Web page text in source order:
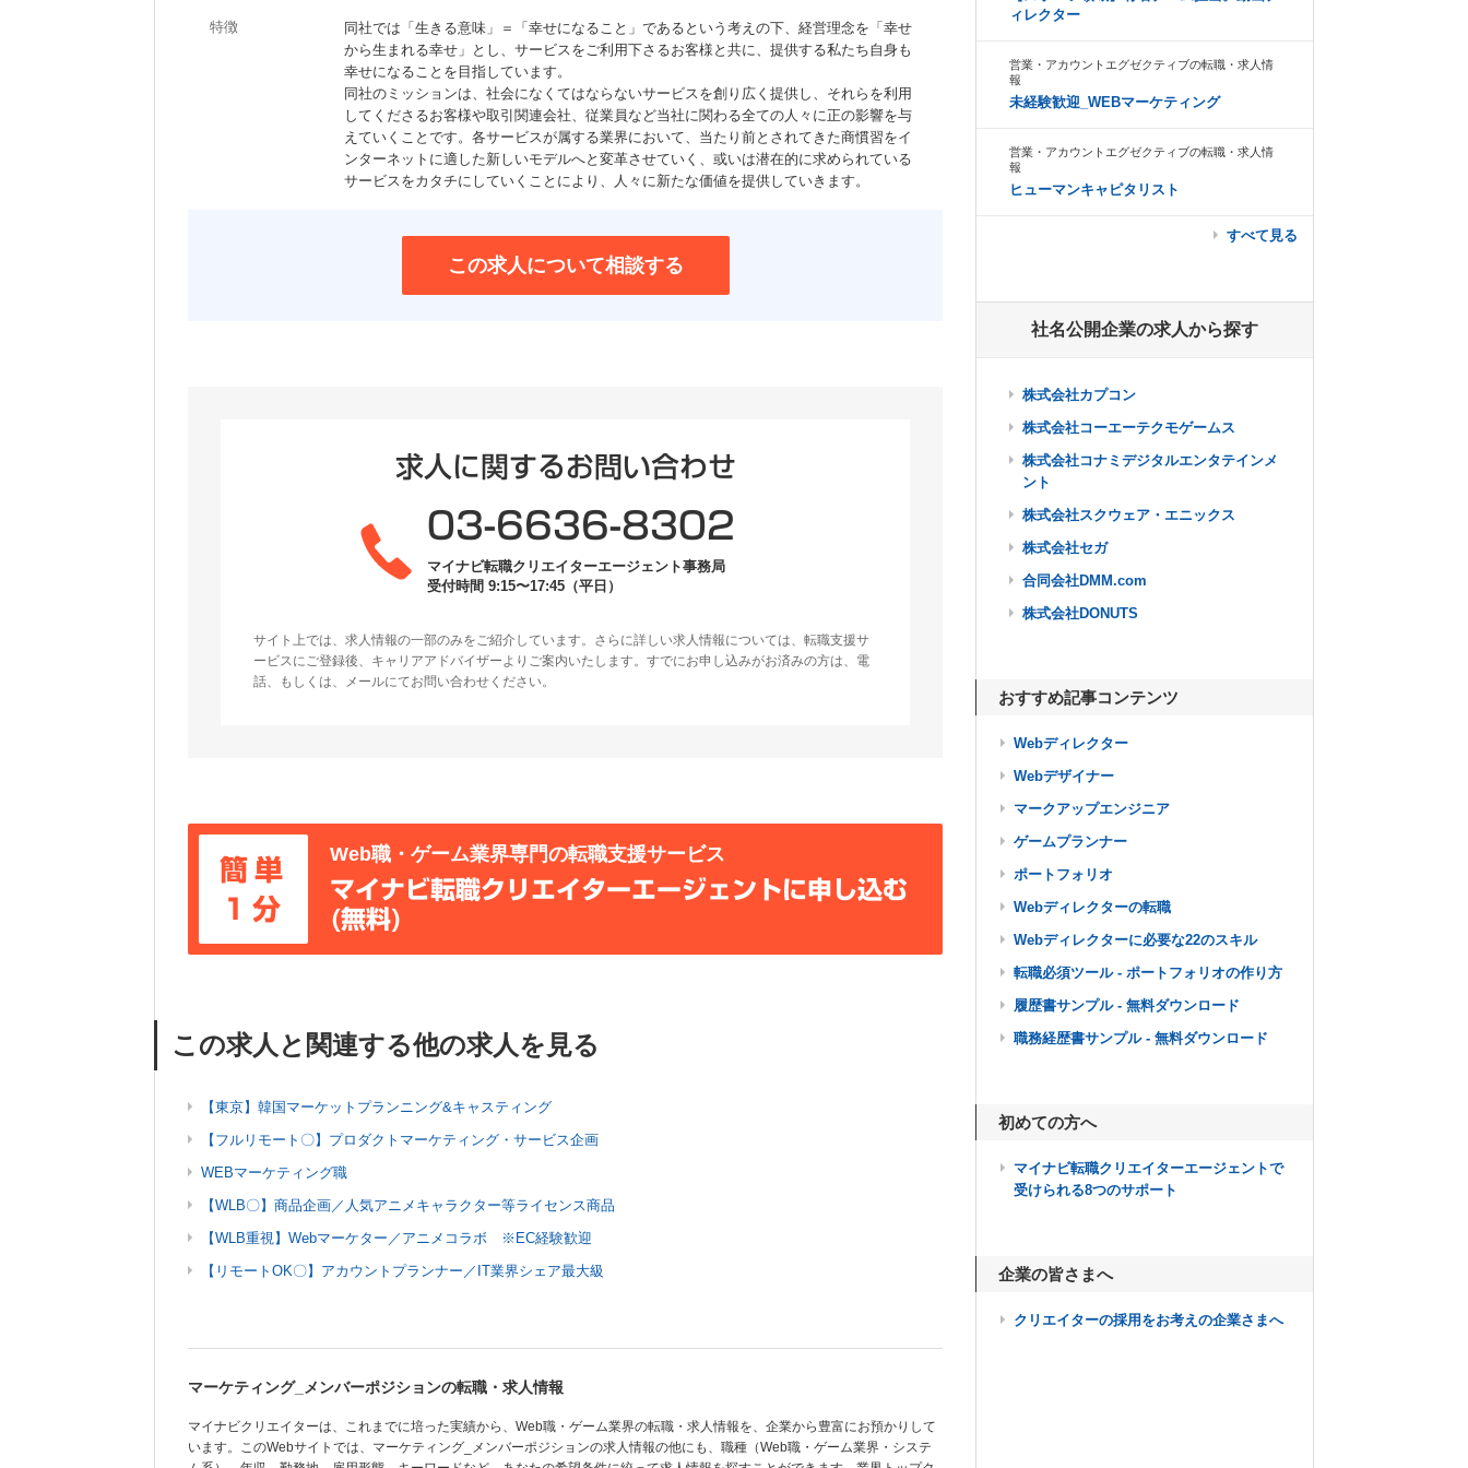
特徴
同社では「生きる意味」＝「幸せになること」であるという考えの下、経営理念を「幸せ
から生まれる幸せ」とし、サービスをご利用下さるお客様と共に、提供する私たち自身も
幸せになることを目指しています。
同社のミッションは、社会になくてはならないサービスを創り広く提供し、それらを利用
してくださるお客様や取引関連会社、従業員など当社に関わる全ての人々に正の影響を与
えていくことです。各サービスが属する業界において、当たり前とされてきた商慣習をイ
ンターネットに適した新しいモデルへと変革させていく、或いは潜在的に求められている
サービスをカタチにしていくことにより、人々に新たな価値を提供していきます。
この求人について相談する
求人に関するお問い合わせ
03-6636-8302
マイナビ転職クリエイターエージェント事務局
受付時間 9:15〜17:45（平日）
サイト上では、求人情報の一部のみをご紹介しています。さらに詳しい求人情報については、転職支援サ
ービスにご登録後、キャリアアドバイザーよりご案内いたします。すでにお申し込みがお済みの方は、電
話、もしくは、メールにてお問い合わせください。
簡単
1分
Web職・ゲーム業界専門の転職支援サービス
マイナビ転職クリエイターエージェントに申し込む
(無料)
この求人と関連する他の求人を見る
【東京】韓国マーケットプランニング&キャスティング
【フルリモート〇】プロダクトマーケティング・サービス企画
WEBマーケティング職
【WLB〇】商品企画／人気アニメキャラクター等ライセンス商品
【WLB重視】Webマーケター／アニメコラボ ※EC経験歓迎
【リモートOK〇】アカウントプランナー／IT業界シェア最大級
マーケティング_メンバーポジションの転職・求人情報
マイナビクリエイターは、これまでに培った実績から、Web職・ゲーム業界の転職・求人情報を、企業から豊富にお預かりして
います。このWebサイトでは、マーケティング_メンバーポジションの求人情報の他にも、職種（Web職・ゲーム業界・システ
ィレクター
営業・アカウントエグゼクティブの転職・求人情
報
未経験歓迎_WEBマーケティング
営業・アカウントエグゼクティブの転職・求人情
報
ヒューマンキャピタリスト
すべて見る
社名公開企業の求人から探す
株式会社カプコン
株式会社コーエーテクモゲームス
株式会社コナミデジタルエンタテインメ
ント
株式会社スクウェア・エニックス
株式会社セガ
合同会社DMM.com
株式会社DONUTS
おすすめ記事コンテンツ
Webディレクター
Webデザイナー
マークアップエンジニア
ゲームプランナー
ポートフォリオ
Webディレクターの転職
Webディレクターに必要な22のスキル
転職必須ツール - ポートフォリオの作り方
履歴書サンプル - 無料ダウンロード
職務経歴書サンプル - 無料ダウンロード
初めての方へ
マイナビ転職クリエイターエージェントで
受けられる8つのサポート
企業の皆さまへ
クリエイターの採用をお考えの企業さまへ